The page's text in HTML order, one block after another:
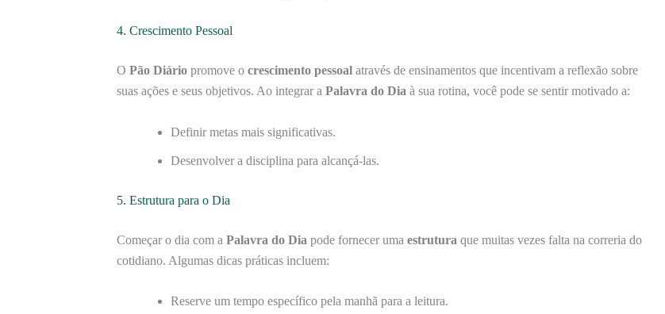
4. Crescimento Pessoal
O Pão Diário promove o crescimento pessoal através de ensinamentos que incentivam a reflexão sobre
suas ações e seus objetivos. Ao integrar a Palavra do Dia à sua rotina, você pode se sentir motivado a:
Definir metas mais significativas.
Desenvolver a disciplina para alcançá-las.
5. Estrutura para o Dia
Começar o dia com a Palavra do Dia pode fornecer uma estrutura que muitas vezes falta na correria do
cotidiano. Algumas dicas práticas incluem:
Reserve um tempo específico pela manhã para a leitura.